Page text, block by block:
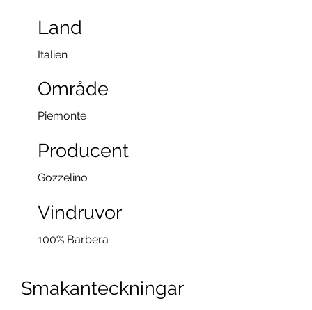
Land
Italien
Område
Piemonte
Producent
Gozzelino
Vindruvor
100% Barbera
Smakanteckningar